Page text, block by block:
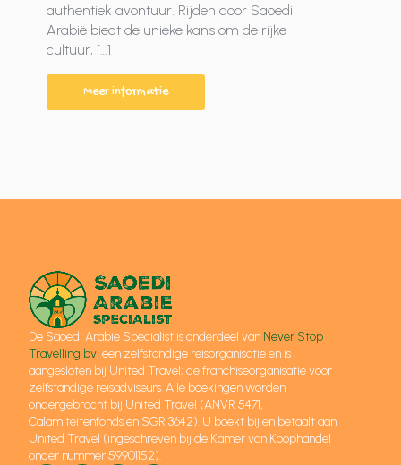
authentiek avontuur. Rijden door Saoedi
Arabië biedt de unieke kans om de rijke
cultuur, […]
Meer informatie
De Saoedi Arabië Specialist is onderdeel van Never Stop
Travelling bv, een zelfstandige reisorganisatie en is
aangesloten bij United Travel; de franchiseorganisatie voor
zelfstandige reisadviseurs. Alle boekingen worden
ondergebracht bij United Travel (ANVR 5471,
Calamiteitenfonds en SGR 3642). U boekt bij en betaalt aan
United Travel (ingeschreven bij de Kamer van Koophandel
onder nummer 59901152).